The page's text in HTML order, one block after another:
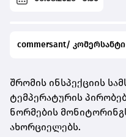
commersant/ კომერსანტი
შრომის ინსპექციის
ტემპერატურის
ნორმების
ახორციელებს.